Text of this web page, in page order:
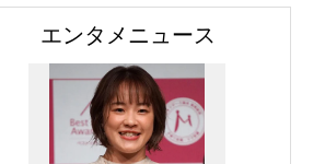
エンタメニュース